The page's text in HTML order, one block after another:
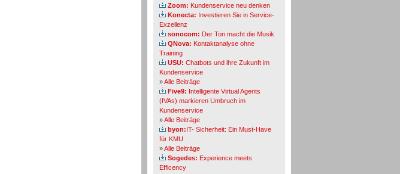
Zoom: Kundenservice neu denken
Konecta: Investieren Sie in Service-
Exzellenz
sonocom: Der Ton macht die Musik
QNova: Kontaktanalyse ohne
Training
USU: Chatbots und ihre Zukunft im
Kundenservice
»Alle Beiträge
Five9: Intelligente Virtual Agents
(IVAs) markieren Umbruch im
Kundenservice
»Alle Beiträge
byon:IT- Sicherheit: Ein Must-Have
für KMU
»Alle Beiträge
Sogedes: Experience meets
Efficency